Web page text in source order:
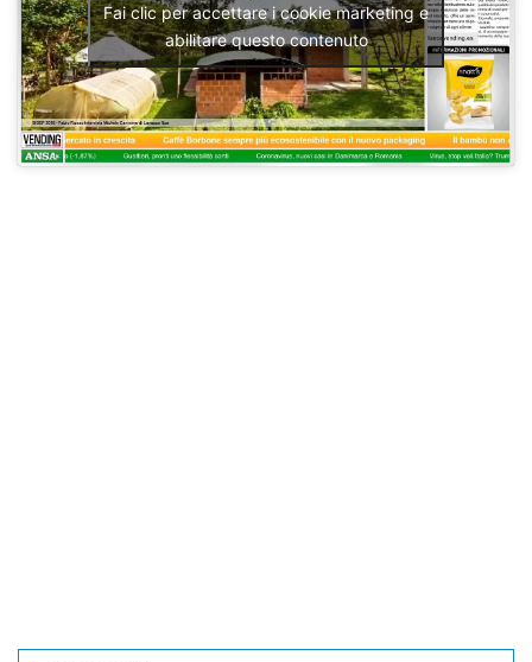
Fai clic per accettare i cookie marketing e
abilitare questo contenuto